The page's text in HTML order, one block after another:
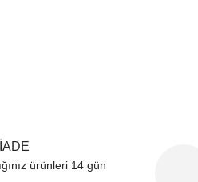
ürünleri 14 gün